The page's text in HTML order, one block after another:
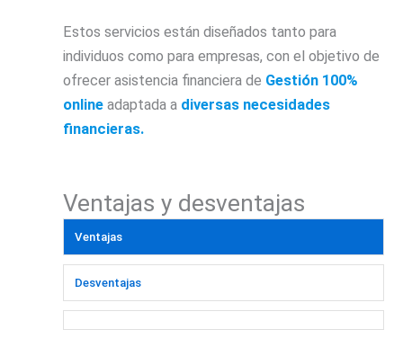
Estos servicios están diseñados tanto para
individuos como para empresas, con el objetivo de
ofrecer asistencia financiera de Gestión 100%
onlineadaptada a diversas necesidades
financieras.
Ventajas y desventajas
Ventajas
Desventajas